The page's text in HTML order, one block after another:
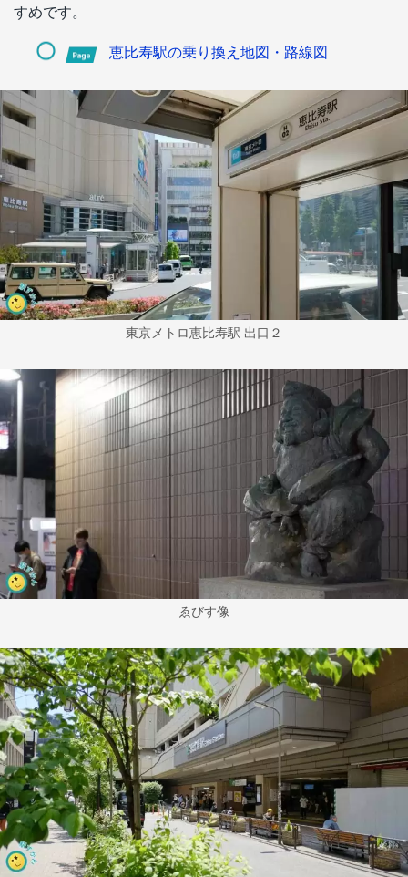
すめです。
恵比寿駅の乗り換え地図・路線図
東京メトロ恵比寿駅 出口２
ゑびす像